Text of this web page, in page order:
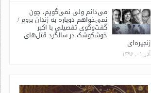
می‌دانم ولی نمی‌گویم، چون
نمی‌خواهم دوباره به زندان بروم /
گفت‌وگوی تفصیلی با اکبر
خوشکوشک در سالگرد قتل‌های
زنجیره‌ای
آذر ۰۱, ۱۳۹۶